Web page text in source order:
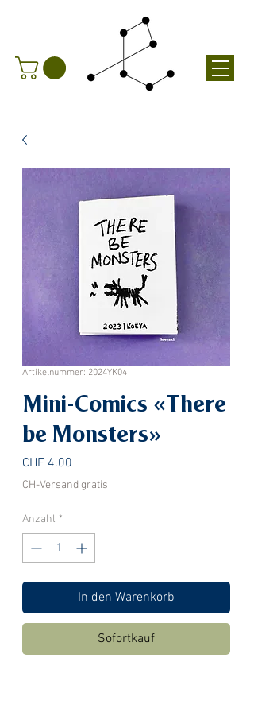
Artikelnummer: 2024YK04
Mini-Comics «There
be Monsters»
CHF 4.00
CH-Versand gratis
Anzahl *
In den Warenkorb
Sofortkauf